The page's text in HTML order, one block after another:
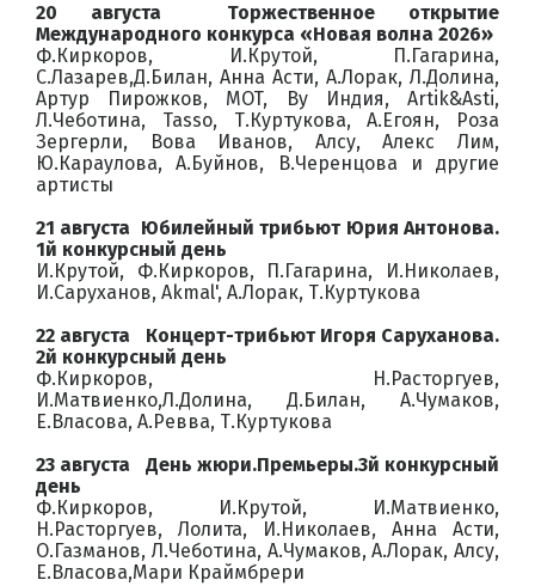
20 августа Торжественное открытие
Международного конкурса «Новая волна 2026»
Ф.Киркоров, И.Крутой, П.Гагарина,
С.Лазарев,Д.Билан, Анна Асти, А.Лорак, Л.Долина,
Артур Пирожков, MOT, By Индия, Artik&Asti,
Л.Чеботина, Tasso, Т.Куртукова, А.Егоян, Роза
Зергерли, Вова Иванов, Алсу, Алекс Лим,
Ю.Караулова, А.Буйнов, В.Черенцова и другие
артисты
21 августа Юбилейный трибьют Юрия Антонова.
1й конкурсный день
И.Крутой, Ф.Киркоров, П.Гагарина, И.Николаев,
И.Саруханов, Akmal', А.Лорак, Т.Куртукова
22 августа Концерт-трибьют Игоря Саруханова.
2й конкурсный день
Ф.Киркоров, Н.Расторгуев,
И.Матвиенко,Л.Долина, Д.Билан, А.Чумаков,
Е.Власова, А.Ревва, Т.Куртукова
23 августа День жюри.Премьеры.3й конкурсный
день
Ф.Киркоров, И.Крутой, И.Матвиенко,
Н.Расторгуев, Лолита, И.Николаев, Анна Асти,
О.Газманов, Л.Чеботина, А.Чумаков, А.Лорак, Алсу,
Е.Власова,Мари Краймбрери